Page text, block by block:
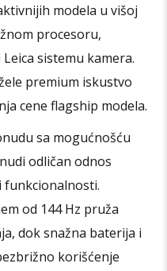
modela u višoj
procesoru,
sistemu kamera.
premium iskustvo
cene flagship modela.
sa mogućnošću
odličan odnos
funkcionalnosti.
od 144 Hz pruža
dok snažna baterija i
korišćenje